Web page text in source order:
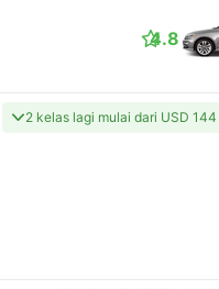
4.8
2 kelas lagi mulai dari USD 144